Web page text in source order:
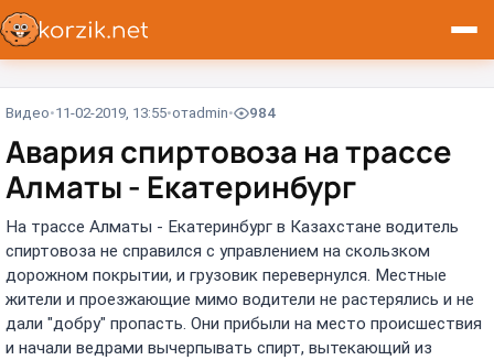
Видео 11-02-2019, 13:55 отadmin 984
Авария спиртовоза на трассе
Алматы - Екатеринбург
На трассе Алматы - Екатеринбург в Казахстане водитель
спиртовоза не справился с управлением на скользком
дорожном покрытии, и грузовик перевернулся. Местные
жители и проезжающие мимо водители не растерялись и не
дали "добру" пропасть. Они прибыли на место происшествия
и начали ведрами вычерпывать спирт, вытекающий из